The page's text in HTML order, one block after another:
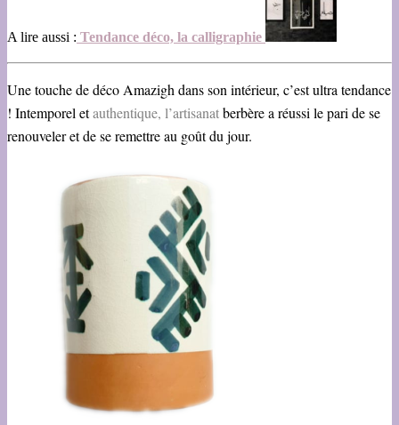
A lire aussi : Tendance déco, la calligraphie
Une touche de déco Amazigh dans son intérieur, c’est ultra tendance
! Intemporel etauthentique, l’artisanatberbère a réussi le pari de se
renouveler et de se remettre au goût du jour.